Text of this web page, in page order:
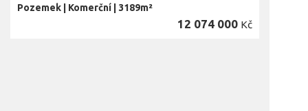
Pozemek Komerční 3189m²
12 074 000 Kč